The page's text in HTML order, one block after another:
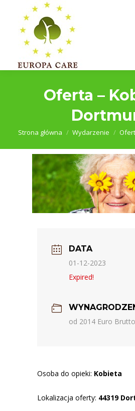
Oferta –
Jesteś tutaj:
Strona główna Wydarzenie
DATA
01-12-2023
Expired!
od 2014 Euro Brutto
Osoba do opieki: Kobieta
Lokalizacja oferty: 44319